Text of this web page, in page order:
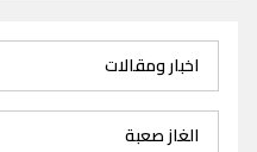
اخبار ومقالات
الغاز صعبة